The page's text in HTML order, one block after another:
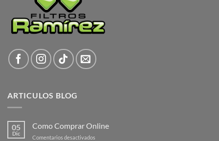
ARTICULOS BLOG
05
Dic
Como Comprar Online
Comentarios desactivados